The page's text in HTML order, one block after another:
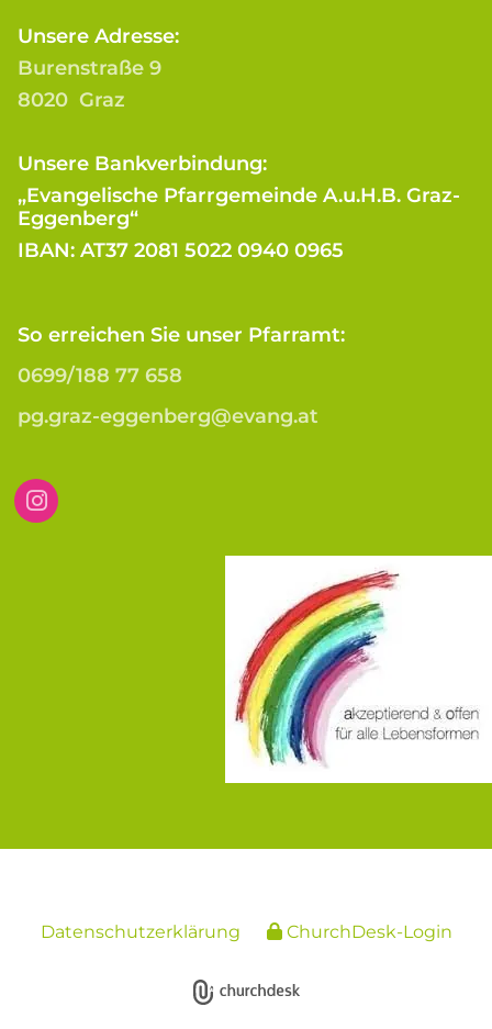
Unsere Adresse:
Burenstraße 9
8020 Graz
Unsere Bankverbindung:
„Evangelische Pfarrgemeinde A.u.H.B. Graz-
Eggenberg“
IBAN: AT37 2081 5022 0940 0965
So erreichen Sie unser Pfarramt:
0699/188 77 658
pg.graz-eggenberg@evang.at
Datenschutzerklärung ChurchDesk-Login